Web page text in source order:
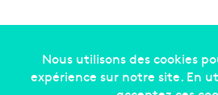
l
Copyright © 2014-2022Made in